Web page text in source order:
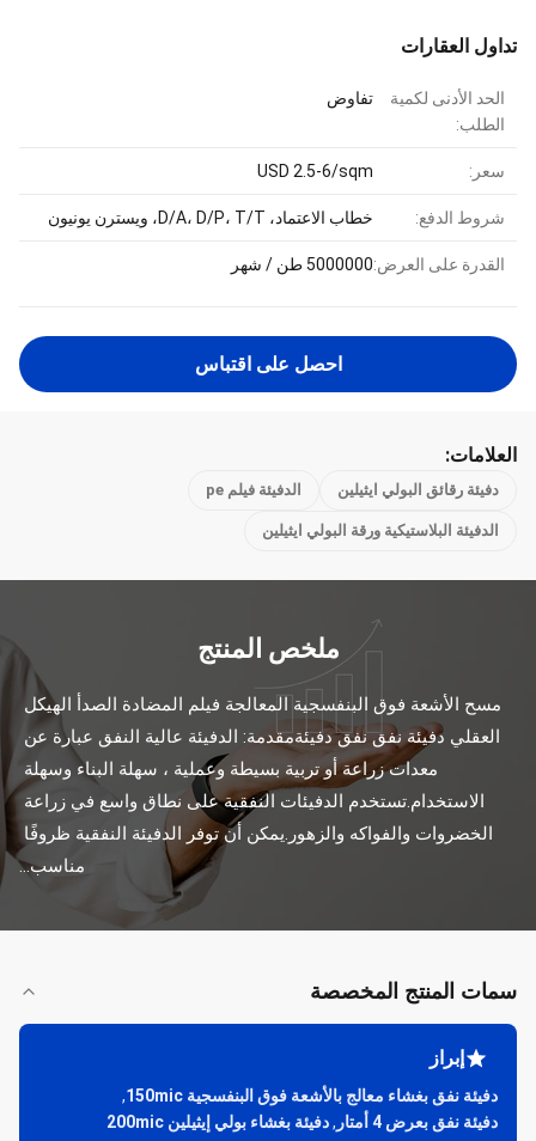
تداول العقارات
الحد الأدنى لكمية
الطلب:
تفاوض
سعر: USD 2.5-6/sqm
شروط الدفع: خطاب الاعتماد، D/A، D/P، T/T، ويسترن يونيون
القدرة على العرض:5000000 طن / شهر
احصل على اقتباس
العلامات:
دفيئة رقائق البولي ايثيلين الدفيئة فيلم pe
الدفيئة البلاستيكية ورقة البولي ايثيلين
ملخص المنتج
مناسب...
سمات المنتج المخصصة
إبراز
دفيئة نفق بغشاء معالج بالأشعة فوق البنفسجية 150mic
,
دفيئة نفق بعرض 4 أمتار
,دفيئة بغشاء بولي إيثيلين 200mic